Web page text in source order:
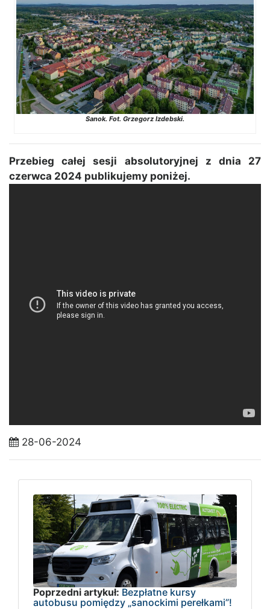
Sanok. Fot. Grzegorz Izdebski.
Przebieg całej sesji absolutoryjnej z dnia 27
czerwca 2024 publikujemy poniżej.
28-06-2024
Poprzedni artykuł: Bezpłatne kursy
autobusu pomiędzy „sanockimi perełkami”!